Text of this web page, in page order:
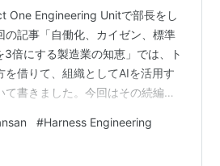
One Engineering Unitで部長をし
の記事「自働化、カイゼン、標準
倍にする製造業の知恵」では、ト
を借りて、組織としてAIを活用す
て書きました。今回はその続編と
思います。
#Harness Engineering